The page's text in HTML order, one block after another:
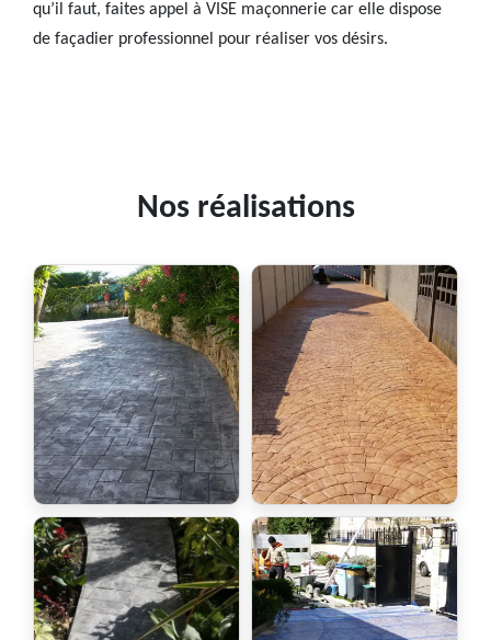
qu’il faut, faites appel à VISE maçonnerie car elle dispose
de façadier professionnel pour réaliser vos désirs.
Nos réalisations